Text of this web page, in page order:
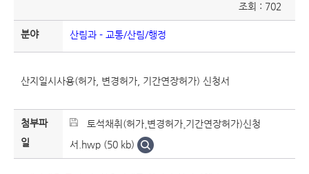
조회 : 702
분야 산림과 - 교통/산림/행정
산지일시사용(허가, 변경허가, 기간연장허가) 신청서
첨부파
일
토석채취(허가¸변경허가¸기간연장허가)신청
서.hwp (50 kb)